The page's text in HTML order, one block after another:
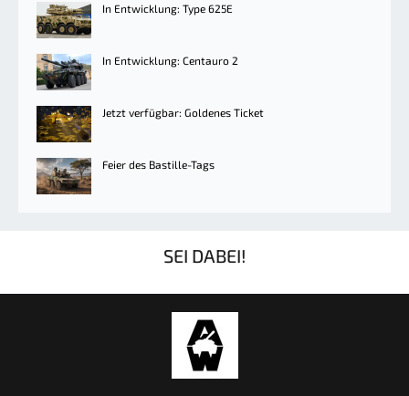
In Entwicklung: Type 625E
In Entwicklung: Centauro 2
Jetzt verfügbar: Goldenes Ticket
Feier des Bastille-Tags
SEI DABEI!